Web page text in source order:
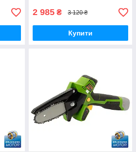
2 985 ₴ 3 120 ₴
Купити